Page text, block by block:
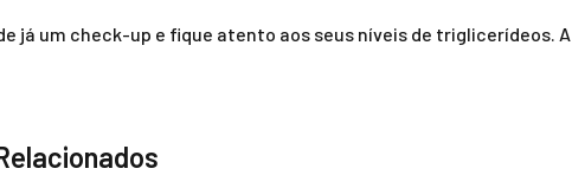
já um check-up e fique atento aos seus níveis de triglicerídeos. A